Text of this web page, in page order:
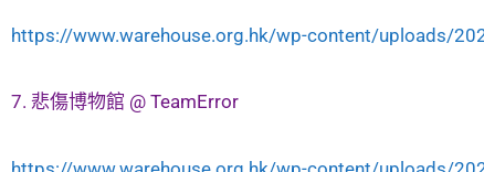
https://www.warehouse.org.hk/wp-content/uploads/
7. 悲傷博物館 @ TeamError